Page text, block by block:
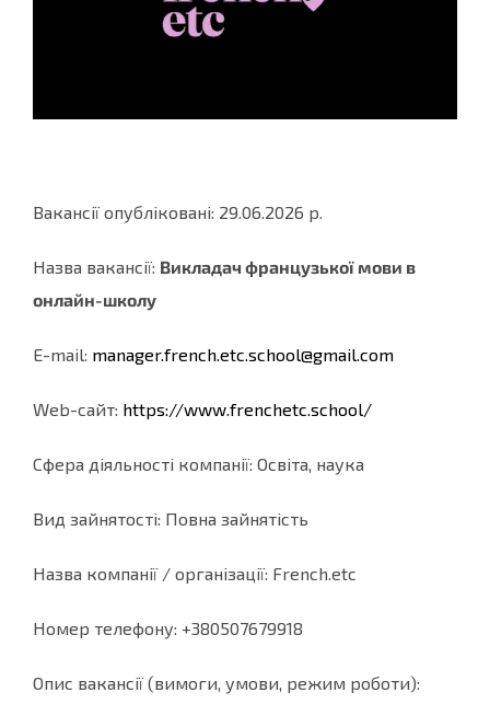
Вакансії опубліковані: 29.06.2026 р.
Назва вакансії: Викладач французької мови в
онлайн-школу
E-mail: manager.french.etc.school@gmail.com
Web-cайт: https://www.frenchetc.school/
Сфера діяльності компанії: Освіта, наука
Вид зайнятості: Повна зайнятість
Назва компанії / організації: French.etc
Номер телефону: +380507679918
Опис вакансії (вимоги, умови, режим роботи):